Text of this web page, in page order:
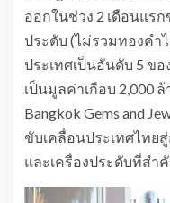
ออกในช่วง 2 เดือนแร
ประดับ (ไม่รวมทองคำ
ประเทศเป็นอันดับ 5 ข
เป็นมูลค่าเกือบ 2,000
Bangkok Gems and
ขับเคลื่อนประเทศไท
และเครื่องประดับที่สำ